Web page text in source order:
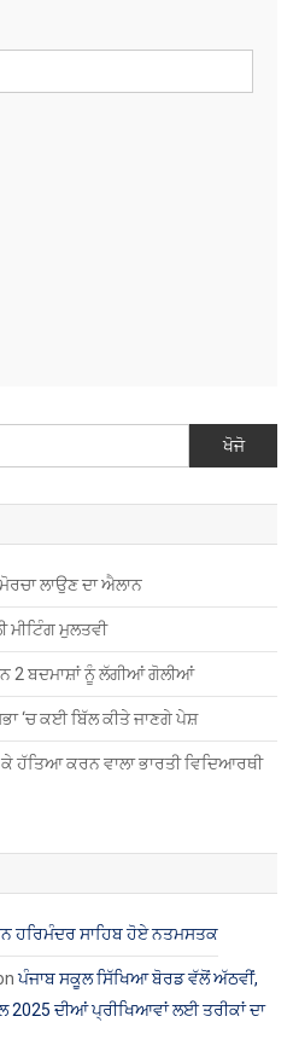
ਮੀਟਿੰਗ ਮੁਲਤਵੀ
2 ਬਦਮਾਸ਼ਾਂ ਨੂੰ ਲੱਗੀਆਂ ਗੋਲੀਆਂ
‘ਚ ਕਈ ਬਿੱਲ ਕੀਤੇ ਜਾਣਗੇ ਪੇਸ਼
ਹੱਤਿਆ ਕਰਨ ਵਾਲਾ ਭਾਰਤੀ ਵਿਦਿਆਰਥੀ
ਪੰਜਾਬ ਸਕੂਲ ਸਿੱਖਿਆ ਬੋਰਡ ਵੱਲੋਂ ਅੱਠਵੀਂ,
2025 ਦੀਆਂ ਪ੍ਰੀਖਿਆਵਾਂ ਲਈ ਤਰੀਕਾਂ ਦਾ